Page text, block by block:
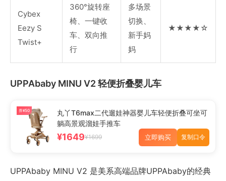
Cybex
Eezy S
Twist+
360°旋转座
椅、一键收
车、双向推
行
多场景
切换、
新手妈
妈
★★★★☆
UPPAbaby MINU V2 轻便折叠婴儿车
券¥50
丸丫T6max二代遛娃神器婴儿车轻便折叠可坐可
躺高景观溜娃手推车
¥1649¥1699 立即购买 复制口令
UPPAbaby MINU V2 是美系高端品牌UPPAbaby的经典